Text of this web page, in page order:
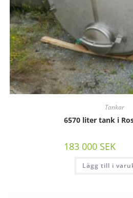
Tankar
6570 liter tank i
183 000 SEK
Lägg till i